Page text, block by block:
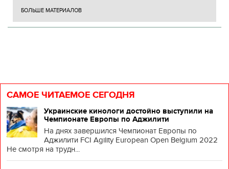
БОЛЬШЕ МАТЕРИАЛОВ
САМОЕ ЧИТАЕМОЕ СЕГОДНЯ
Украинские кинологи достойно выступили на
Чемпионате Европы по Аджилити
На днях завершился Чемпионат Европы по
Аджилити FCI Agility European Open Belgium 2022
Не смотря на трудн...